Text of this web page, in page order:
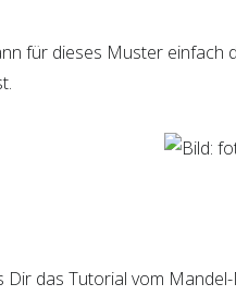
für dieses Muster einfach
Dir das Tutorial vom